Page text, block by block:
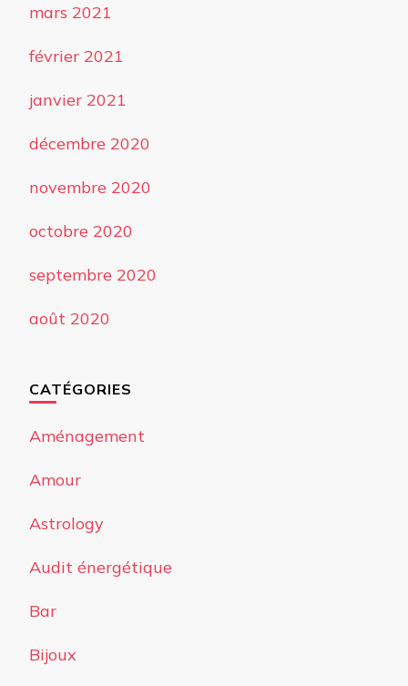
mars 2021
février 2021
janvier 2021
décembre 2020
novembre 2020
octobre 2020
septembre 2020
août 2020
CATÉGORIES
Aménagement
Amour
Astrology
Audit énergétique
Bar
Bijoux